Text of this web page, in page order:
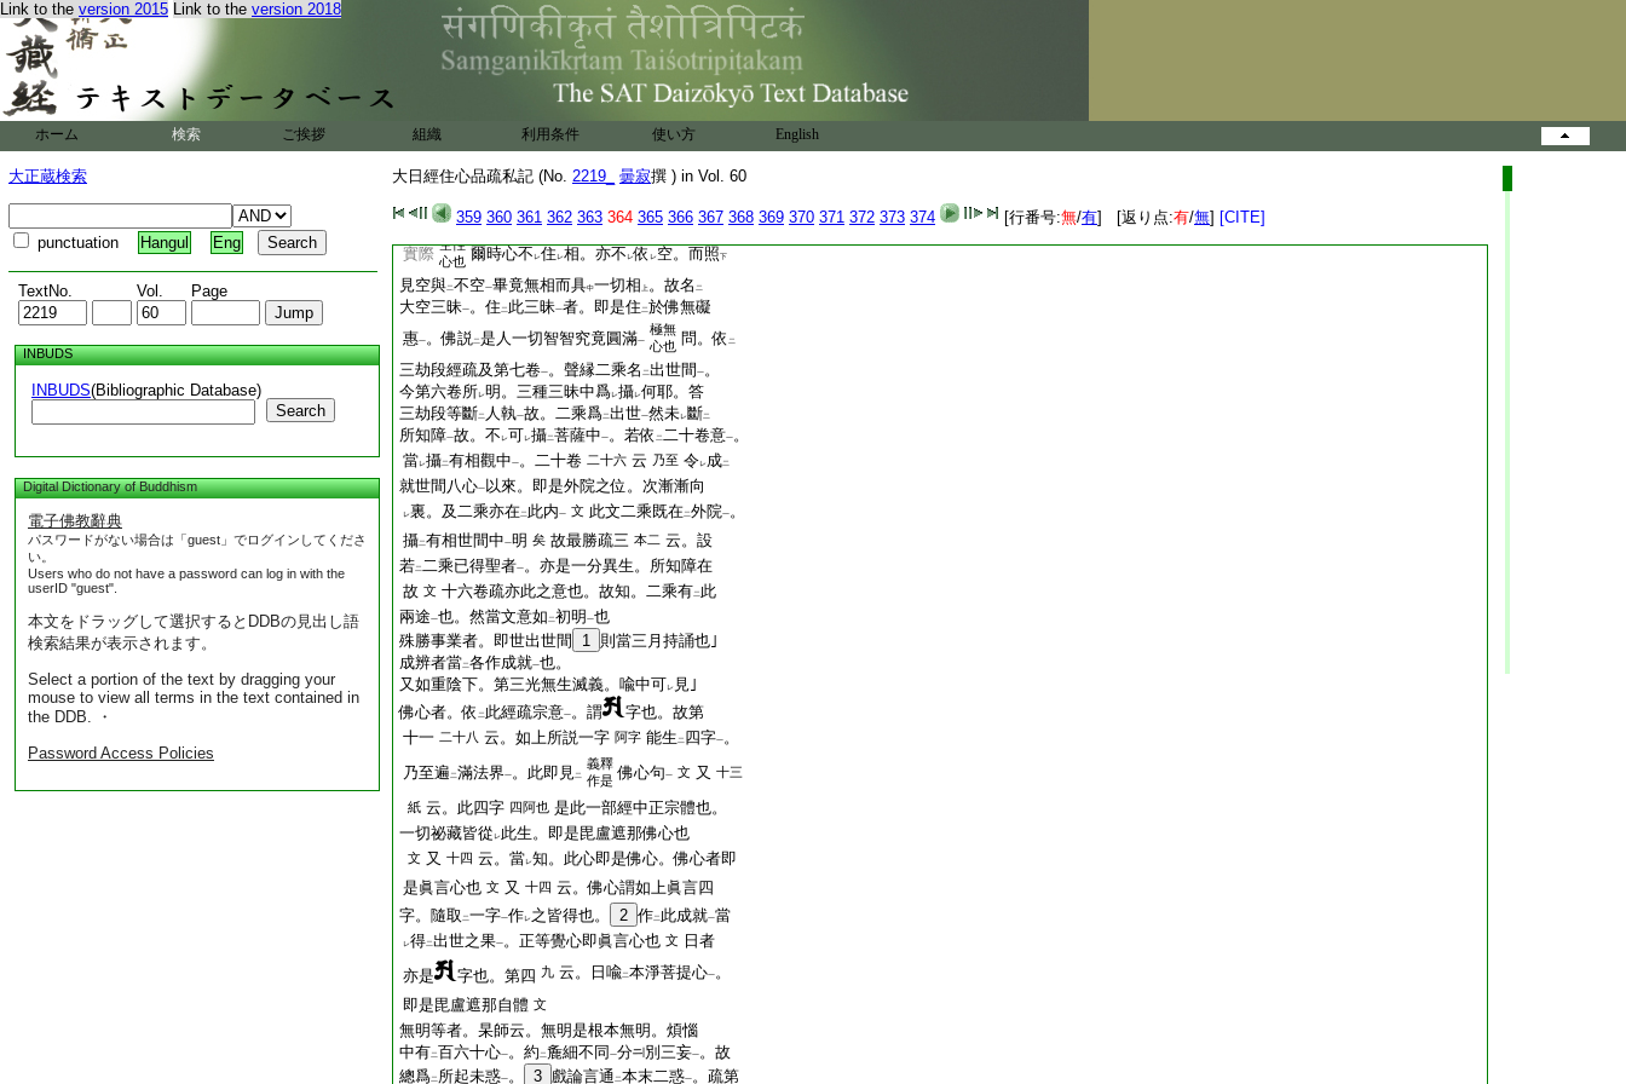
Link to the version 2015 Link to the version 2018
ホーム 検索 ご挨拶 組織 利用条件 使い方 English
大正蔵検索
punctuation Hangul Eng
TextNo. Vol. Page
INBUDS
INBUDS(Bibliographic Database)
Search
Digital Dictionary of Buddhism
電子佛教辭典
パスワードがない場合は「guest」でログインしてくださ
い。
Users who do not have a password can log in with the
userID "guest".
本文をドラッグして選択するとDDBの見出し語
検索結果が表示されます。
Select a portion of the text by dragging your
mouse to view all terms in the text contained in
the DDB. ・
Password Access Policies
大日經住心品疏私記 (No. 2219_ 曇寂撰 ) in Vol. 60
359 360 361 362 363 364 365 366 367 368 369 370 371 372 373 374 [行番号:無/有] [返り点:有/無] [CITE]
則奇特難思 一。尚以 有相有縁 一故。名爲 世間
第二
無畏
若此三昧現前時。行者觀
察十縁
。淨 除一切妄想戲論 。與 空寂 相應。即
是曼荼羅海會皆悉從二 衆縁一 生。如 鏡
此出二
故。正是第二
劫菩薩。攝 寂然界菩薩 也。 然尚以 空病未 空 指
覺心
故。未 得 名爲 大空 。及 坐 道場
心性 一時 上。即 7 去。如レ
是等加持境界皆是心之
實際 空性
心也 爾時心不 レ住 レ相。亦不 レ依 レ空。而照下
見空與二不空一畢竟無相而具中一切相 上 。故名 二
大空三昧一。住 二 此三昧一者。即是住 二於佛無礙
惠一。佛説二是人一切智智究竟圓滿一
極無
心也 問。依 二
三劫段經疏及第七卷一。聲縁二乘名 二出世間 一。
今第六卷所レ明。三種三昧中爲レ攝レ何耶。答
三劫段等斷二 人執一故。二乘爲二出世一然未レ斷二
所知障一故。不 レ可レ攝二菩薩中一。若依 二二十卷意一。
當レ攝二有相觀中一。二十卷 二十六 云 乃至 令レ成二
就世間八心一 以來。即是外院之位。次漸漸向
レ裏。及二乘亦在二 此内一 文 此文二乘既在二外院一。
攝二有相世間中一明 矣 故最勝疏三 本二 云。設
若二二乘已得聖者一。亦是一分異生。所知障在
故 文 十六卷疏亦此之意也。故知。二乘有二 此
兩途一也。然當文意如 二初明 一也
殊勝事業者。即世出世間
1 則當三月持誦也｣
成辨者當二各作成就一也。
又如重陰下。第三光無生滅義。喩中可レ 見｣
佛心者。依 二 此經疏宗意一。謂
字也。故第
十一 二十八 云。如上所説一字 阿字 能生 二 四字一。
乃至遍 二滿法界一。此即見二
義釋
作是 佛心句一 文 又 十三
紙 云。此四字 四阿也 是此一部經中正宗體也。
一切祕藏皆從 レ此生。即是毘盧遮那佛心也
文 又 十四 云。當レ知。此心即是佛心。佛心者即
是眞言心也 文 又 十四 云。佛心謂如上眞言四
字。隨取 二一字一作レ之皆得也。 2 作二 此成就一當
レ得二出世之果一。正等覺心即眞言心也 文 日者
亦是
字也。第四 九 云。日喩二本淨菩提心一。
即是毘盧遮那自體 文
無明等者。杲師云。無明是根本無明。煩惱
中有二百六十心一。約 二麁細不同 一分 別三妄一。故
總爲二 所起未惑一。 3 戲論言通 二本末二惑一。疏第